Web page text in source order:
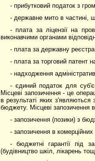
- прибутковий податок з
- державне мито в частині,
- плата за ліцензії на
виконавчими органами
- плата за державну
- плата за торговий патент
- надходження
- єдиний податок для
Місцеві запозичення - це
в результаті яких
бюджету. Місцеві запозичення
- запозичення (позики) з
- запозичення в
- бюджетні гарантії під
(будівництво шкіл, лікарень